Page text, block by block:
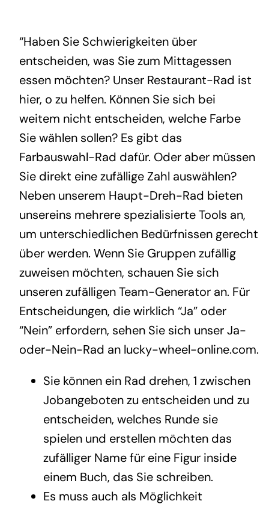
“Haben Sie Schwierigkeiten über
entscheiden, was Sie zum Mittagessen
essen möchten? Unser Restaurant-Rad ist
hier, o zu helfen. Können Sie sich bei
weitem nicht entscheiden, welche Farbe
Sie wählen sollen? Es gibt das
Farbauswahl-Rad dafür. Oder aber müssen
Sie direkt eine zufällige Zahl auswählen?
Neben unserem Haupt-Dreh-Rad bieten
unsereins mehrere spezialisierte Tools an,
um unterschiedlichen Bedürfnissen gerecht
über werden. Wenn Sie Gruppen zufällig
zuweisen möchten, schauen Sie sich
unseren zufälligen Team-Generator an. Für
Entscheidungen, die wirklich “Ja” oder
“Nein” erfordern, sehen Sie sich unser Ja-
oder-Nein-Rad an lucky-wheel-online.com.
Sie können ein Rad drehen, 1 zwischen
Jobangeboten zu entscheiden und zu
entscheiden, welches Runde sie
spielen und erstellen möchten das
zufälliger Name für eine Figur inside
einem Buch, das Sie schreiben.
Es muss auch als Möglichkeit